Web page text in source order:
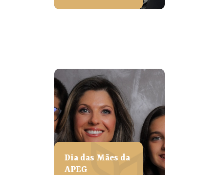
Dia das Mães da
APEG